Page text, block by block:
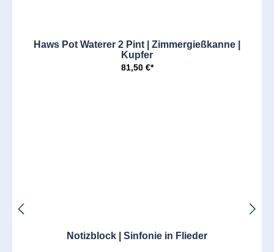
Haws Pot Waterer 2 Pint | Zimmergießkanne |
Kupfer
81,50 €*
Notizblock | Sinfonie in Flieder